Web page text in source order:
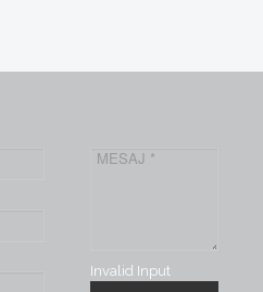
Invalid Input